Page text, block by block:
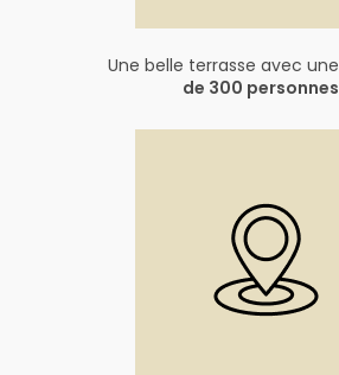
Une belle terrasse avec une
de 300 personnes